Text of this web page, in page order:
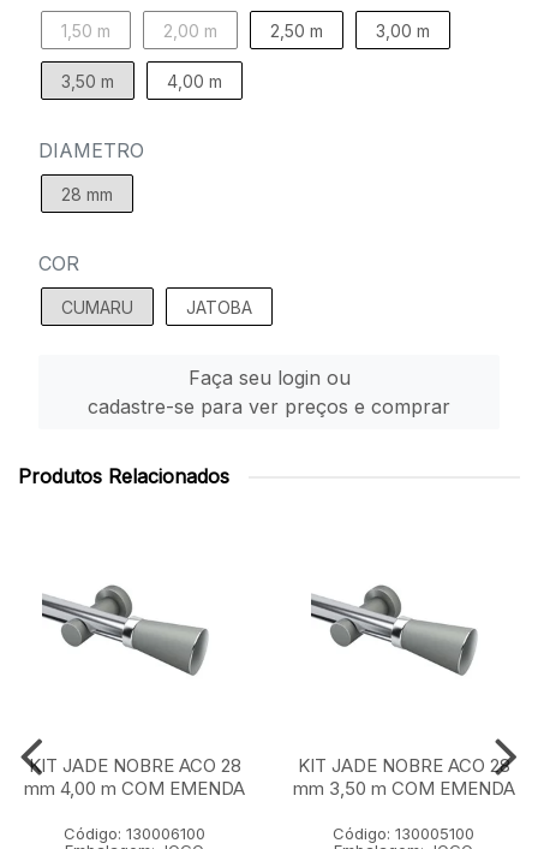
1,50 m 2,00 m 2,50 m 3,00 m
3,50 m 4,00 m
DIAMETRO
28 mm
COR
CUMARU JATOBA
Faça seu login ou
cadastre-se para ver preços e comprar
Produtos Relacionados
KIT JADE NOBRE ACO 28
mm 4,00 m COM EMENDA
Código: 130006100
KIT JADE NOBRE ACO 28
mm 3,50 m COM EMENDA
Código: 130005100